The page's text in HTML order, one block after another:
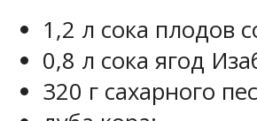
1,2 л сока плодов
0,8 л сока ягод
320 г сахарного